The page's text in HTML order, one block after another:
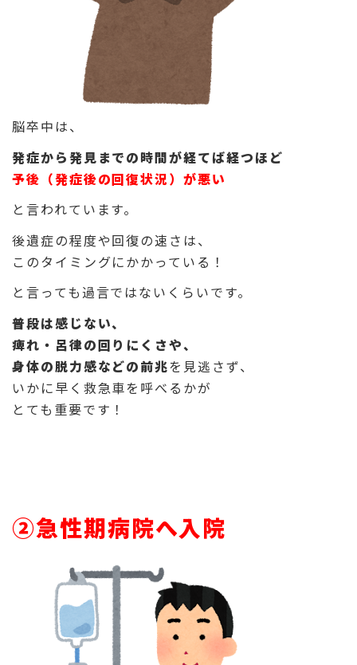
脳卒中は、
発症から発見までの時間が経てば経つほど
予後（発症後の回復状況）が悪い
と言われています。
後遺症の程度や回復の速さは、
このタイミングにかかっている！
と言っても過言ではないくらいです。
普段は感じない、
痺れ・呂律の回りにくさや、
身体の脱力感などの前兆を見逃さず、
いかに早く救急車を呼べるかが
とても重要です！
②急性期病院へ入院